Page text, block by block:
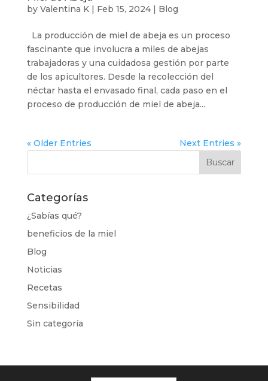
by Valentina K| Feb 15, 2024| Blog
La producción de miel de abeja es un proceso
fascinante que involucra a miles de abejas
trabajadoras y una cuidadosa gestión por parte
de los apicultores. Desde la recolección del
néctar hasta el envasado final, cada paso en el
proceso de producción de miel de abeja...
« Older Entries Next Entries »
Categorías
¿Sabías qué?
beneficios de la miel
Blog
Noticias
Recetas
Sensibilidad
Sin categoría